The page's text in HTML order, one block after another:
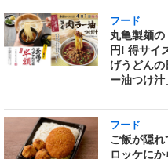
フード
丸亀製麺
円! 得サイ
げうどん
ー油つけ
フード
ご飯が隠
ロッケに